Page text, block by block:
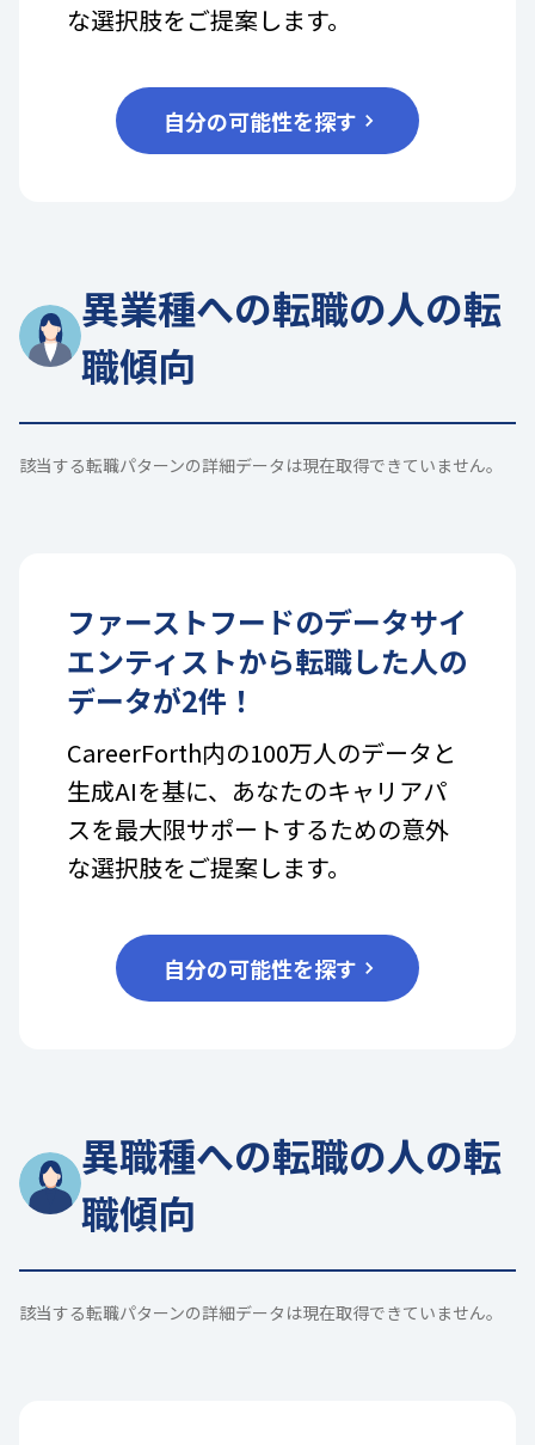
な選択肢をご提案します。
自分の可能性を探す
異業種への転職の人の転
職傾向
該当する転職パターンの詳細データは現在取得できていません。
ファーストフードのデータサイ
エンティストから転職した人の
データが2件！
CareerForth内の100万人のデータと
生成AIを基に、あなたのキャリアパ
スを最大限サポートするための意外
な選択肢をご提案します。
自分の可能性を探す
異職種への転職の人の転
職傾向
該当する転職パターンの詳細データは現在取得できていません。